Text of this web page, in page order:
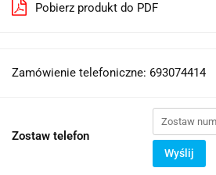
Pobierz produkt do PDF
Zamówienie telefoniczne: 693074414
Zostaw telefon
Wyślij